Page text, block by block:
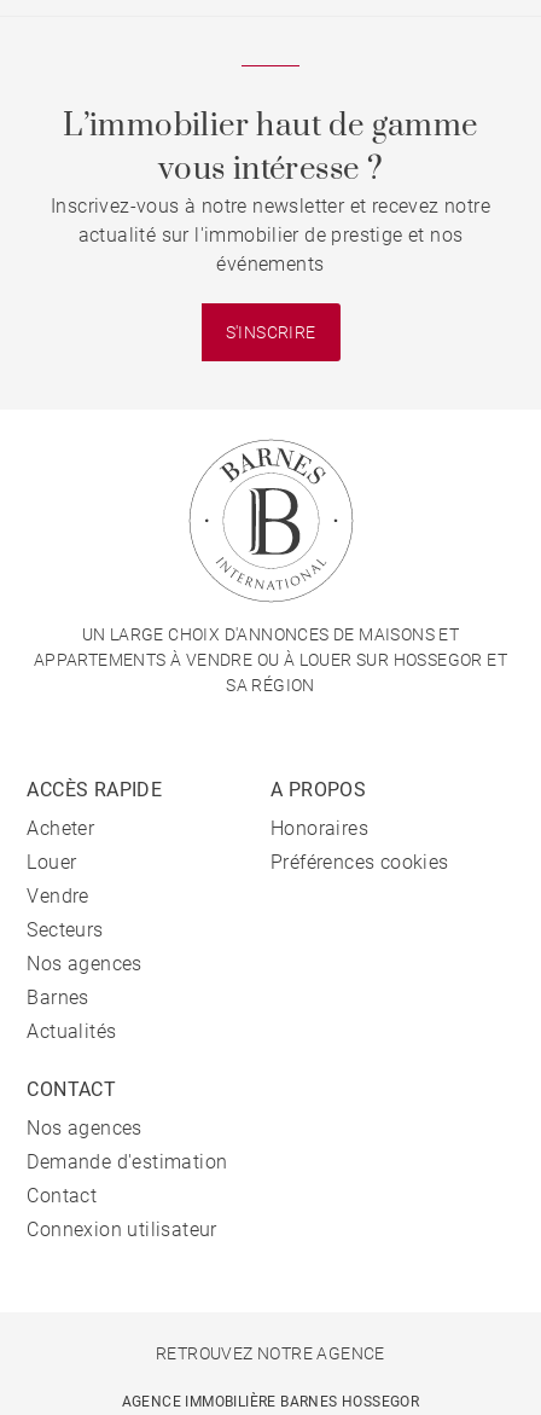
L’immobilier haut de gamme
vous intéresse ?
Inscrivez-vous à notre newsletter et recevez notre
actualité sur l'immobilier de prestige et nos
événements
S'INSCRIRE
UN LARGE CHOIX D'ANNONCES DE MAISONS ET
APPARTEMENTS À VENDRE OU À LOUER SUR HOSSEGOR ET
SA RÉGION
ACCÈS RAPIDE
Acheter
Louer
Vendre
Secteurs
Nos agences
Barnes
Actualités
A PROPOS
Honoraires
Préférences cookies
CONTACT
Nos agences
Demande d'estimation
Contact
Connexion utilisateur
RETROUVEZ NOTRE AGENCE
AGENCE IMMOBILIÈRE BARNES HOSSEGOR